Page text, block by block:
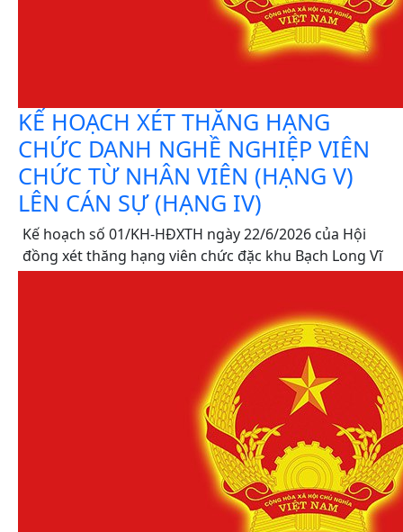
KẾ HOẠCH XÉT THĂNG HẠNG
CHỨC DANH NGHỀ NGHIỆP VIÊN
CHỨC TỪ NHÂN VIÊN (HẠNG V)
LÊN CÁN SỰ (HẠNG IV)
Kế hoạch số 01/KH-HĐXTH ngày 22/6/2026 của Hội
đồng xét thăng hạng viên chức đặc khu Bạch Long Vĩ